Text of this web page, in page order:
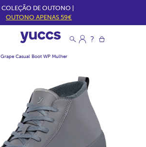
COLEÇÃO DE OUTONO |
OUTONO APENAS 59€
Grape Casual Boot WP Mulher